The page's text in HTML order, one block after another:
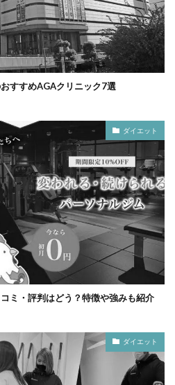
すすめAGAクリニック7選
ダイエット
ミ・評判はどう？特徴や強みも紹介
ダイエット